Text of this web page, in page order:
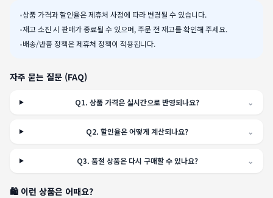
•상품 가격과 할인율은 제휴처 사정에 따라 변경될 수 있습니다.
•재고 소진 시 판매가 종료될 수 있으며, 주문 전 재고를 확인해 주세요.
•배송/반품 정책은 제휴처 정책이 적용됩니다.
자주 묻는 질문 (FAQ)
Q1.상품 가격은 실시간으로 반영되나요? ⌄
Q2.할인율은 어떻게 계산되나요? ⌄
Q3. 품절 상품은 다시 구매할 수 있나요? ⌄
🛍️ 이런 상품은 어때요?